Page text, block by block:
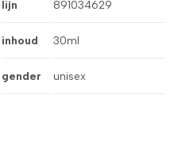
lijn 891034629
inhoud 30ml
gender unisex